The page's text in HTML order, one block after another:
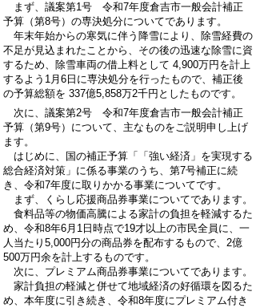
まず、議案第1号 令和7年度倉吉市一般会計補正
予算（第8号）の専決処分についてであります。
年末年始からの寒気に伴う降雪により、除雪経費の
不足が見込まれたことから、その後の迅速な除雪に資
するため、除雪車両の借上料として 4,900万円を計上
するよう1月6日に専決処分を行ったもので、補正後
の予算総額を 337億5,858万2千円としたものです。
次に、議案第2号 令和7年度倉吉市一般会計補正
予算（第9号）について、主なものをご説明申し上げ
ます。
はじめに、国の補正予算「「強い経済」を実現する
総合経済対策」に係る事業のうち、第7号補正に続
き、令和7年度に取りかかる事業についてです。
まず、くらし応援商品券事業についてであります。
食料品等の物価高騰による家計の負担を軽減するた
め、令和8年6月1日時点で19才以上の市民全員に、一
人当たり5,000円分の商品券を配布するもので、2億
500万円余を計上するものです。
次に、プレミアム商品券事業についてであります。
家計負担の軽減と併せて地域経済の好循環を図るた
め、本年度に引き続き、令和8年度にプレミアム付き